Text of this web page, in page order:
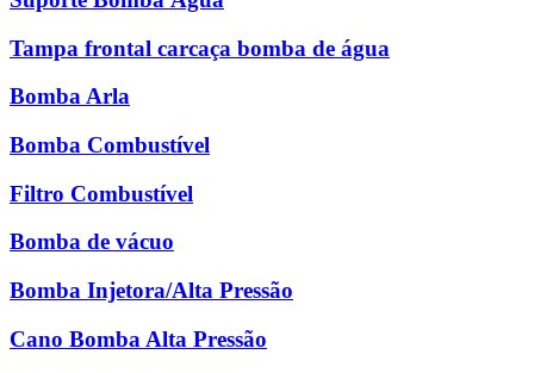
Tampa frontal carcaça bomba de água
Bomba Arla
Bomba Combustível
Filtro Combustível
Bomba de vácuo
Bomba Injetora/Alta Pressão
Cano Bomba Alta Pressão